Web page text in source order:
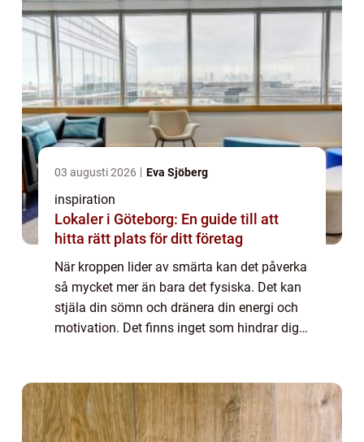
03 augusti 2026 Eva Sjöberg
inspiration
Lokaler i Göteborg: En guide till att
hitta rätt plats för ditt företag
När kroppen lider av smärta kan det påverka
så mycket mer än bara det fysiska. Det kan
stjäla din sömn och dränera din energi och
motivation. Det finns inget som hindrar dig